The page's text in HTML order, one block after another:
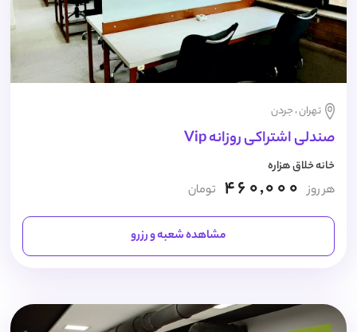
تهران ، جردن
صندلی اشتراکی روزانه Vip
خانه خلاق هزاره
هر روز 460,000 تومان
مشاهده شعبه و رزرو